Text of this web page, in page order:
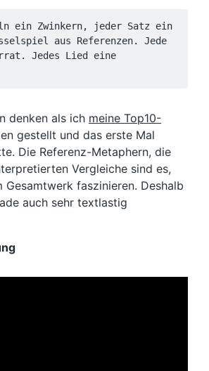
ein Zwinkern, jeder Satz ein
aus Referenzen. Jede
Jedes Lied eine
denken als ich meine Top10-
gestellt und das erste Mal
Die Referenz-Metaphern, die
Vergleiche sind es,
Gesamtwerk faszinieren. Deshalb
auch sehr textlastig